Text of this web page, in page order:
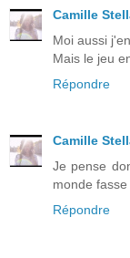
Camille
Moi aussi
Mais le jeu
Répondre
Camille
Je pense
monde
Répondre